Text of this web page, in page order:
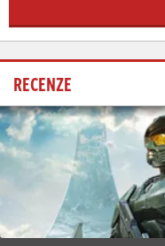
RECENZE